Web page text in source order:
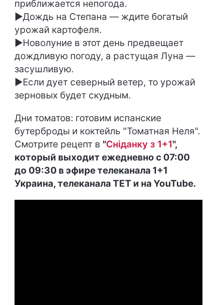
приближается непогода.
►Дождь на Степана — ждите богатый
урожай картофеля.
►Новолуние в этот день предвещает
дождливую погоду, а растущая Луна —
засушливую.
►Если дует северный ветер, то урожай
зерновых будет скудным.
Дни томатов: готовим испанские
бутерброды и коктейль "Томатная Неля".
Смотрите рецепт в "Сніданку з 1+1",
который выходит ежедневно с 07:00
до 09:30 в эфире телеканала 1+1
Украина, телеканала ТЕТ и на YouTube.